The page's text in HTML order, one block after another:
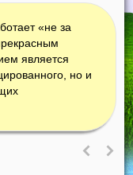
«не за
является
но и